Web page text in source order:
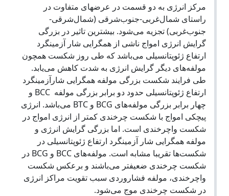
مرکز انرژی به دو قسمت در عرضهای متفاوت در
راستای شمال‌غربی-جنوب‌شرقی (شمال‌شرقی-
جنوب‌غربی) تجزیه می‌شود. بیشترین تاثیر در بزرگی
گرایش انرژی امواج ناشی از همگرایی شار آزمینگرد
ارتفاع ژئوپتانسیلی می‌باشد که طی روز شکست همچون
مولفه‌های دیگر گرایش انرژی به شدت کاهش می‌یابد.
طی فرایند شکست بزرگی مولفه همگرایی شارآزمینگرد
ارتفاع ژئوپتانسیلی حدود دو برابر بزرگی مولفه ‌ BCC و
چهار برابر بزرگی مولفه‌های BCG و BTC می‌باشد. انرژی
پیچکی امواج با شکست چرخندی کمتر از انرژی امواج در
شکست واچرخندی است. اما بزرگی گرایش انرژی و
مولفه همگرایی شار آزمینگرد ارتفاع ژئوپتانسیلی در
شکست‌ها تقریبا مشابه است. مولفه‌های BCC و BCG در
شکست چرخندی ضعیفتر می‌باشند و برعکس شکست
واچرخندی، مولفه فشاروردی سبب تقویت مراکز انرژی
در شکست چرخندی موج می‌شود.